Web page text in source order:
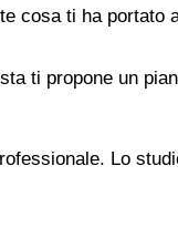
cosa ti ha
ti propone un
Lo